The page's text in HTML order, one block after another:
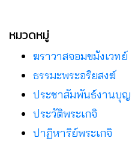
หมวดหมู่
ฆราวาสจอมขมังเวทย์
ธรรมะพระอริยสงฆ์
ประชาสัมพันธ์งานบุญ
ประวัติพระเกจิ
ปาฏิหาริย์พระเกจิ